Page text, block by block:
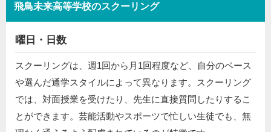
飛鳥未来高等学校のスクーリング
曜日・日数
スクーリングは、週1回から月1回程度など、自分のペース
や選んだ通学スタイルによって異なります。スクーリング
では、対面授業を受けたり、先生に直接質問したりするこ
とができます。芸能活動やスポーツで忙しい生徒でも、無